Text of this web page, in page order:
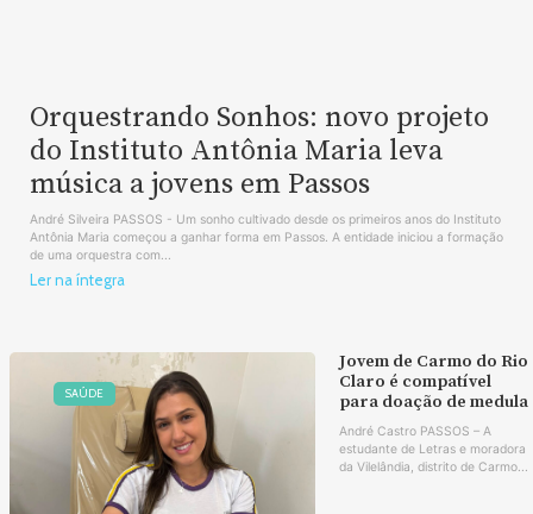
Orquestrando Sonhos: novo projeto
do Instituto Antônia Maria leva
música a jovens em Passos
André Silveira PASSOS - Um sonho cultivado desde os primeiros anos do Instituto
Antônia Maria começou a ganhar forma em Passos. A entidade iniciou a formação
de uma orquestra com...
Ler na íntegra
SAÚDE
Jovem de Carmo do Rio
Claro é compatível
para doação de medula
André Castro PASSOS – A
estudante de Letras e moradora
da Vilelândia, distrito de Carmo...